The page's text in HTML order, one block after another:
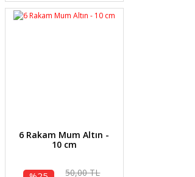
6 Rakam Mum Altın -
10 cm
50,00 TL